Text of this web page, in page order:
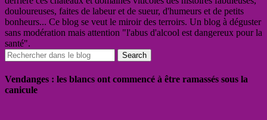
douloureuses, faites de labeur et de sueur, d'humeurs et de petits
bonheurs... Ce blog se veut le miroir des terroirs. Un blog à déguster
sans modération mais attention "l'abus d'alcool est dangereux pour la
santé".
Vendanges : les blancs ont commencé à être ramassés sous la
canicule